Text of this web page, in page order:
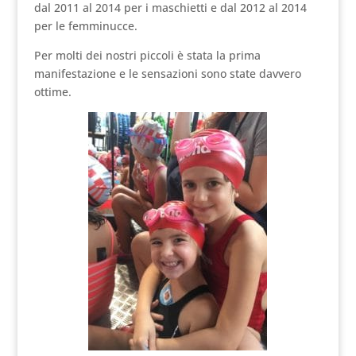
dal 2011 al 2014 per i maschietti e dal 2012 al 2014
per le femminucce.
Per molti dei nostri piccoli è stata la prima
manifestazione e le sensazioni sono state davvero
ottime.